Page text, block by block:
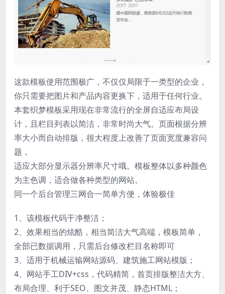
这款模板使用范围极广，不仅仅局限于一类型的企业，
你只需要把图片和产品内容更换下，适用于任何行业。
本套织梦模板采用现在非常流行的全屏自适应布局设
计，且栏目列表以简洁，非常时尚大气。页面根据分辨
率大小而自动排版，很大程度上改善了页面宽度兼容问
题，
适应大部分显示器分辨率尺寸哦。模板整体以多种颜色
为主色调，适合做各种类型的网站。
同一个后台管理三网合一简单方便，体验极佳
1、该模板代码干净整洁；
2、效果相当的炫酷，相当简洁大气高端，模板简单，
全部已数据调用，只需后台修改栏目名称即可
3、适用于机械运输网站源码、建筑施工网站模版；
4、网站手工DIV+css，代码精简，首页排版整洁大方、
布局合理、利于SEO、图文并茂、静态HTML；